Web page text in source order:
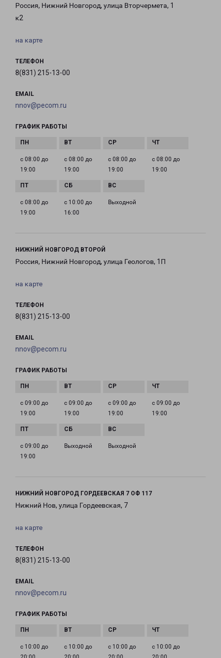
Россия, Нижний Новгород, улица Вторчермета, 1
к2
на карте
ТЕЛЕФОН
8(831) 215-13-00
EMAIL
nnov@pecom.ru
ГРАФИК РАБОТЫ
с 08:00 до
19:00
с 08:00 до
19:00
с 08:00 до
19:00
с 08:00 до
19:00
с 08:00 до
19:00
с 10:00 до
16:00
Выходной
НИЖНИЙ НОВГОРОД ВТОРОЙ
Россия, Нижний Новгород, улица Геологов, 1П
на карте
ТЕЛЕФОН
8(831) 215-13-00
EMAIL
nnov@pecom.ru
ГРАФИК РАБОТЫ
с 09:00 до
19:00
с 09:00 до
19:00
с 09:00 до
19:00
с 09:00 до
19:00
с 09:00 до
19:00
Выходной Выходной
НИЖНИЙ НОВГОРОД ГОРДЕЕВСКАЯ 7 ОФ 117
Нижний Нов, улица Гордеевская, 7
на карте
ТЕЛЕФОН
8(831) 215-13-00
EMAIL
nnov@pecom.ru
ГРАФИК РАБОТЫ
с 10:00 до
с 10:00 до
с 10:00 до
с 10:00 до